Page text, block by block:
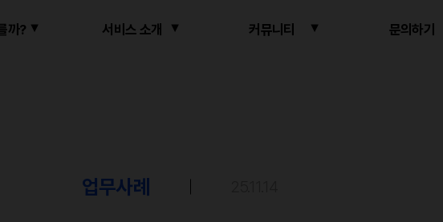
까? 서비스 소개 커뮤니티 문의하기
업무사례